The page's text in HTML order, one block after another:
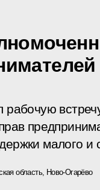
рабочую
малого и
область, Ново-Огарёво